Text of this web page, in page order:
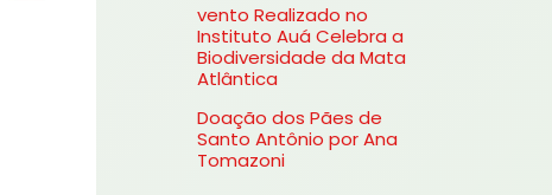
:
vento Realizado no
Instituto Auá Celebra a
Biodiversidade da Mata
Atlântica
Doação dos Pães de
Santo Antônio por Ana
Tomazoni